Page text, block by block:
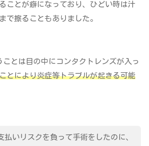
ことが癖になっており、ひどい時は汁
で擦ることもありました。
ことは目の中にコンタクトレンズが入っ
とにより炎症等トラブルが起きる可能
払いリスクを負って手術をしたのに、